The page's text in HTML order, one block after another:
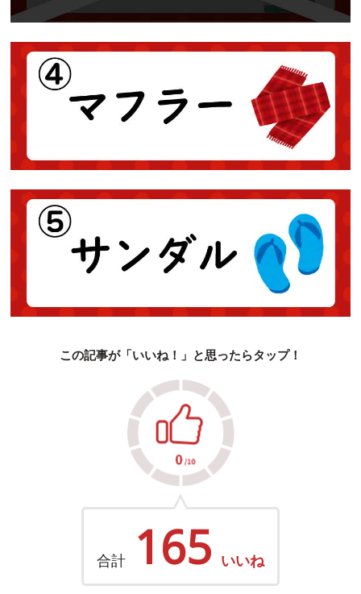
この記事が「いいね！」と思ったらタップ！
合計 165 いいね